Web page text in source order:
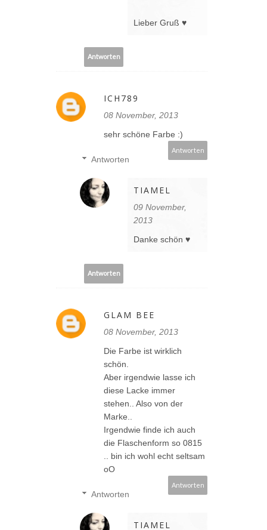
Lieber Gruß ♥
Antworten
ICH789
08 November, 2013
sehr schöne Farbe :)
Antworten
Antworten
TIAMEL
09 November,
2013
Danke schön ♥
Antworten
GLAM BEE
08 November, 2013
Die Farbe ist wirklich
schön.
Aber irgendwie lasse ich
diese Lacke immer
stehen.. Also von der
Marke..
Irgendwie finde ich auch
die Flaschenform so 0815
.. bin ich wohl echt seltsam
oO
Antworten
Antworten
TIAMEL